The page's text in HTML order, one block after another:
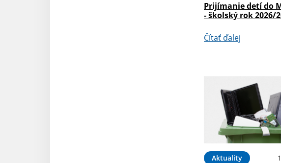
Prijímanie detí do
- školský rok 2026/
Čítať ďalej
Aktuality